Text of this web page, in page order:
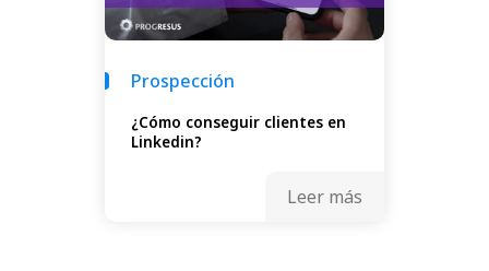
Prospección
¿Cómo conseguir clientes en
Linkedin?
Leer más